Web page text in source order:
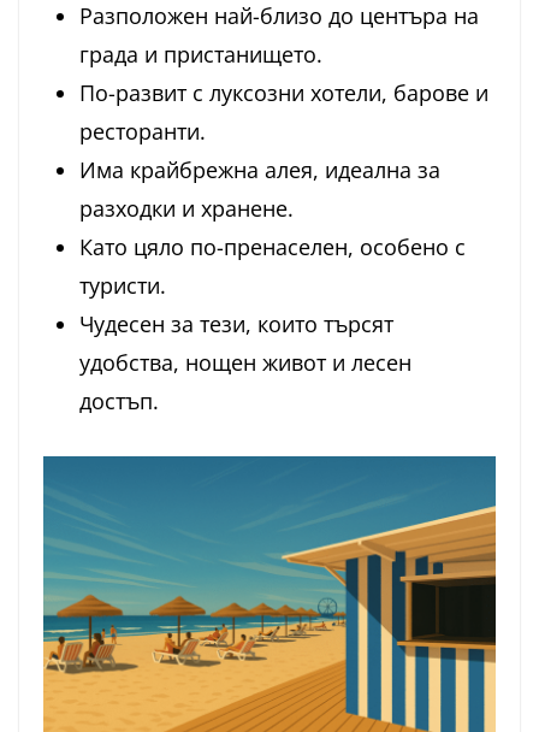
Разположен най-близо до центъра на
града и пристанището.
По-развит с луксозни хотели, барове и
ресторанти.
Има крайбрежна алея, идеална за
разходки и хранене.
Като цяло по-пренаселен, особено с
туристи.
Чудесен за тези, които търсят
удобства, нощен живот и лесен
достъп.